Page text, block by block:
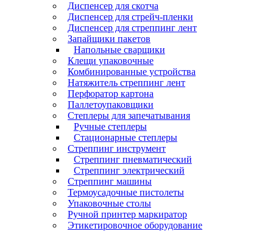
Диспенсер для скотча
Диспенсер для стрейч-пленки
Диспенсер для стреппинг лент
Запайщики пакетов
Напольные сварщики
Клещи упаковочные
Комбинированные устройства
Натяжитель стреппинг лент
Перфоратор картона
Паллетоупаковщики
Степлеры для запечатывания
Ручные степлеры
Стационарные степлеры
Стреппинг инструмент
Стреппинг пневматический
Стреппинг электрический
Стреппинг машины
Термоусадочные пистолеты
Упаковочные столы
Ручной принтер маркиратор
Этикетировочное оборудование